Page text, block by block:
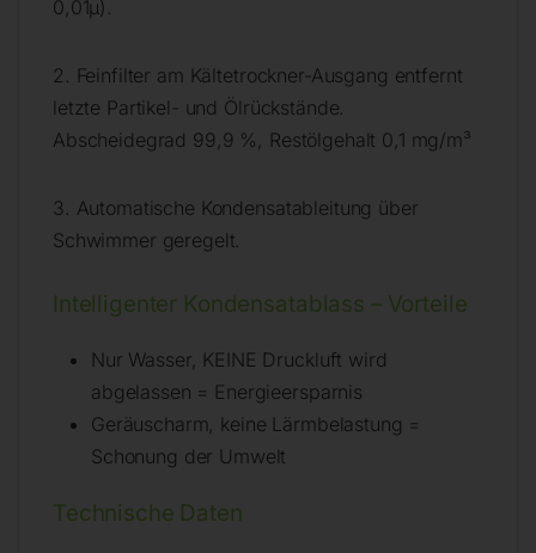
0,01µ).
2. Feinfilter am Kältetrockner-Ausgang entfernt
letzte Partikel- und Ölrückstände.
Abscheidegrad 99,9 %, Restölgehalt 0,1 mg/m³
3. Automatische Kondensatableitung über
Schwimmer geregelt.
Intelligenter Kondensatablass – Vorteile
Nur Wasser, KEINE Druckluft wird
abgelassen = Energieersparnis
Geräuscharm, keine Lärmbelastung =
Schonung der Umwelt
Technische Daten